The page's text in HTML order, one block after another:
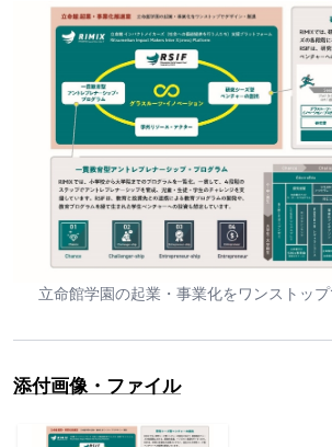
立命館学園の起業・事業化をワンストッ
添付画像・ファイル